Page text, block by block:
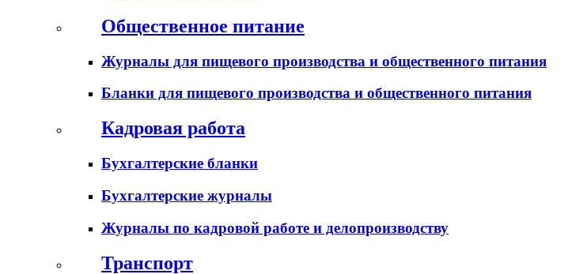
Общественное питание
Журналы для пищевого производства и общественного питания
Бланки для пищевого производства и общественного питания
Кадровая работа
Бухгалтерские бланки
Бухгалтерские журналы
Журналы по кадровой работе и делопроизводству
Транспорт